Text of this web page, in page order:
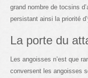
grand nombre de tocsins
persistant ainsi la priorité
La porte du
Les angoisses n’est que
conversent les angoisses